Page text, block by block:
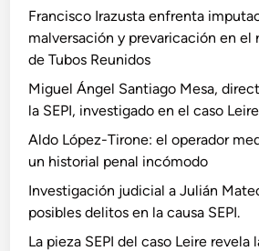
Francisco Irazusta enfrenta
malversación y prevaricación en el
de Tubos Reunidos
Miguel Ángel Santiago Mesa,
la SEPI, investigado en el caso Leire
Aldo López-Tirone: el operador
un historial penal incómodo
Investigación judicial a Julián
posibles delitos en la causa SEPI.
La pieza SEPI del caso Leire